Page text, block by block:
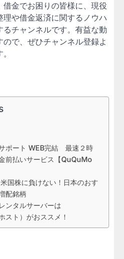
金でお困りの皆様に、現役
や借金返済に関するノウハ
るチャンネルです。有益な動
で、ぜひチャンネル登録よ
ポート WEB完結 最速２時
前払いサービス【QuQuMo
国株に負けない！日本のおす
配銘柄
ンタルサーバーは
ト）がおススメ！